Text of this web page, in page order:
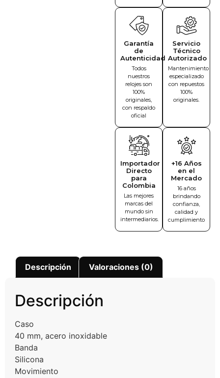
Garantía
de
Autenticidad
Todos
nuestros
relojes son
100%
originales,
con respaldo
oficial
Servicio
Técnico
Autorizado
Mantenimiento
especializado
con repuestos
100%
originales.
Importador
Directo
para
Colombia
Las mejores
marcas del
mundo sin
intermediarios.
+16 Años
en el
Mercado
16 años
brindando
confianza,
calidad y
cumplimiento
Descripción Valoraciones (0)
Descripción
Caso
40 mm, acero inoxidable
Banda
Silicona
Movimiento